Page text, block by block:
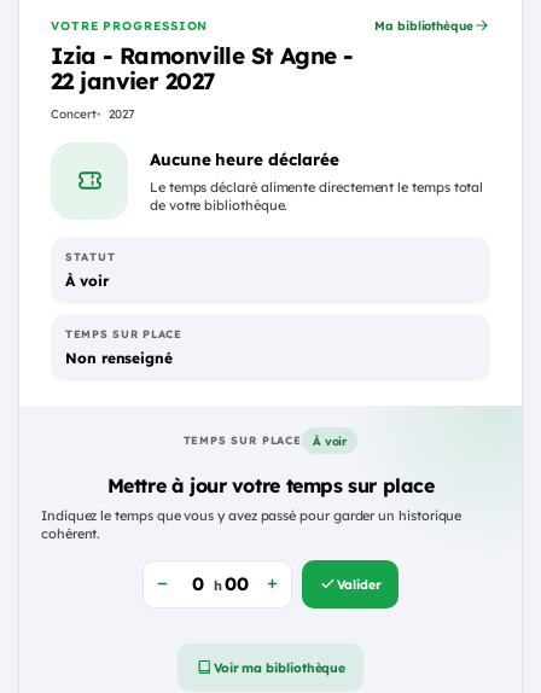
VOTRE PROGRESSION
Izia - Ramonville St Agne -
22 janvier 2027
Concert 2027
Ma bibliothèque
Aucune heure déclarée
Le temps déclaré alimente directement le temps total
de votre bibliothèque.
STATUT
À voir
TEMPS SUR PLACE
Non renseigné
TEMPS SUR PLACE À voir
Mettre à jour votre temps sur place
Indiquez le temps que vous y avez passé pour garder un historique
cohérent.
h Valider
Voir ma bibliothèque